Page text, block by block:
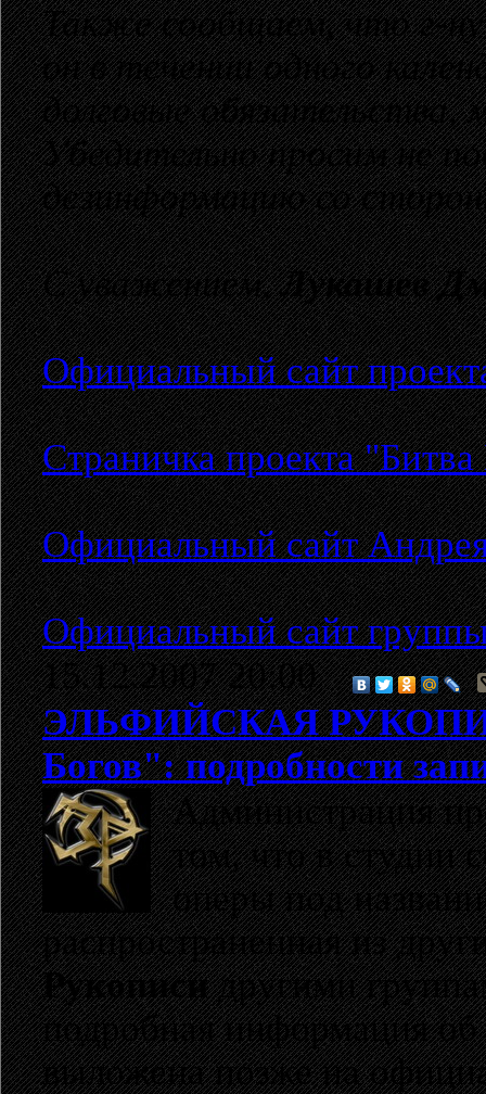
Также сообщаем, что г-
он в течении одного
долговые
Убедительно просим не
дезинформацию со
С уважением,Лукашев
Официальный сайт
Страничка проекта
Официальный сайт
Официальный сайт
15.12.2007 20:00
ЭЛЬФИЙСКАЯ
Богов": подробности
Администрация
том, что в студии
оперы под
распространенная из
Рукописидругими
подробная информация об
выложена позже на